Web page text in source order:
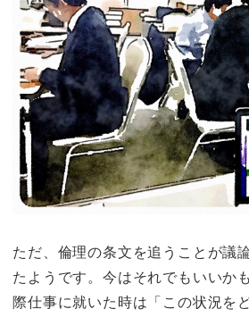
ただ、 倫理の条文を追うことが議
たようです。 今はそれでもいいか
際仕事に就いた時は「この状況を